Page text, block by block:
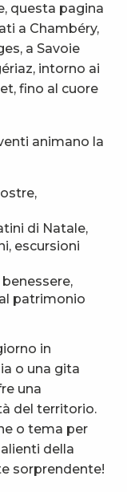
questa pagina
a Chambéry,
a Savoie
intorno ai
fino al cuore
animano la
di Natale,
escursioni
patrimonio
in
o una gita
una
del territorio.
o tema per
della
sorprendente!